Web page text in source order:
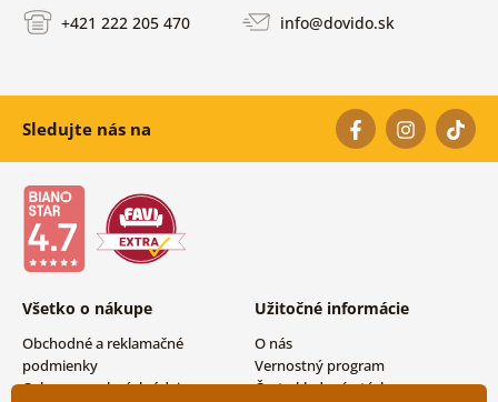
+421 222 205 470 info@dovido.sk
Sledujte nás na
Všetko o nákupe
Obchodné a reklamačné
podmienky
Ochrana osobných údajov
Užitočné informácie
O nás
Vernostný program
Často kladené otázky